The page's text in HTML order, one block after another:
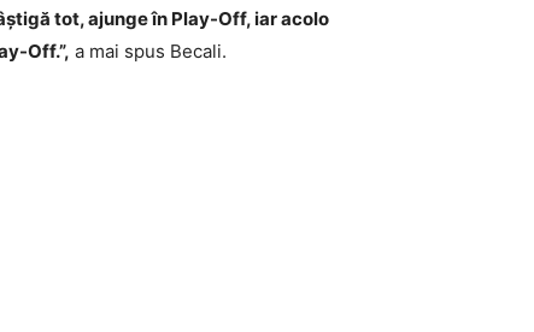
tot, ajunge în Play-Off, iar acolo
Off.”, a mai spus Becali.